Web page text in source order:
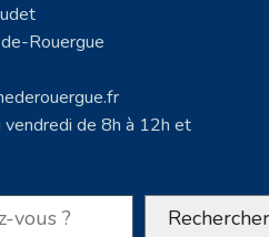
Rouergue
vendredi de 8h à 12h et
Rechercher